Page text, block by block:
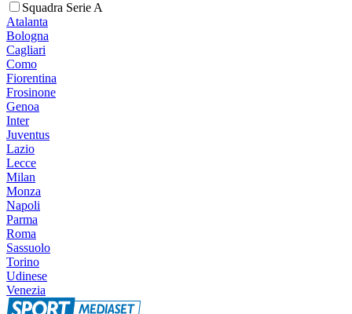
Squadra Serie A
Atalanta
Bologna
Cagliari
Como
Fiorentina
Frosinone
Genoa
Inter
Juventus
Lazio
Lecce
Milan
Monza
Napoli
Parma
Roma
Sassuolo
Torino
Udinese
Venezia